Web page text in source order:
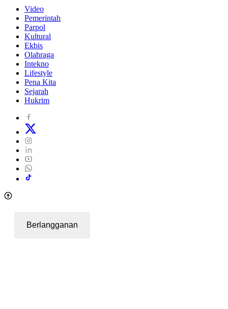
Video
Pemerintah
Parpol
Kultural
Ekbis
Olahraga
Intekno
Lifestyle
Pena Kita
Sejarah
Hukrim
Berlangganan